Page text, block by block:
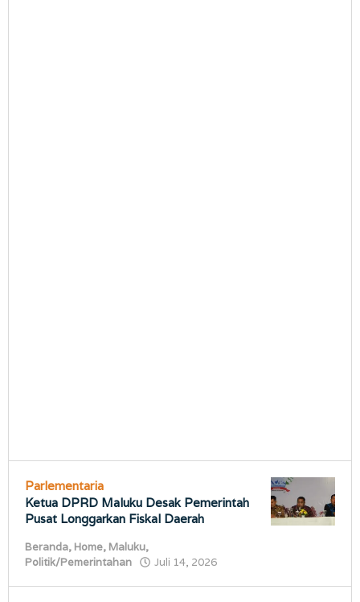
Parlementaria
Ketua DPRD Maluku Desak Pemerintah
Pusat Longgarkan Fiskal Daerah
Beranda, Home, Maluku,
Politik/Pemerintahan
Juli 14, 2026